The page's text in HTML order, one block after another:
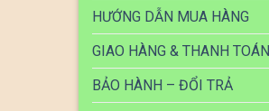
HƯỚNG DẪN MUA HÀNG
GIAO HÀNG & THANH TOÁN
BẢO HÀNH – ĐỔI TRẢ